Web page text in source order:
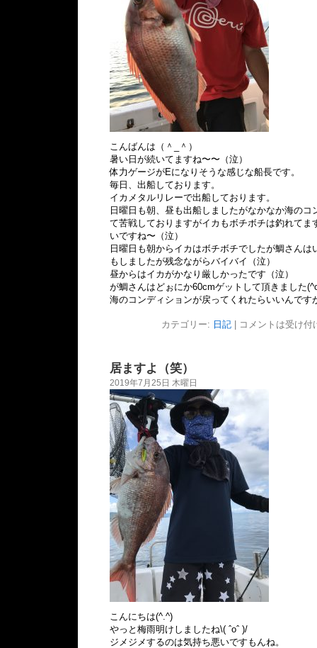
こんばんは（＾_＾）
暑い日が続いてますね〜〜（泣）
体力ゲージがEになりそうな感じな船長です。
毎日、出船しております。
イカメタルリレーで出船しております。
日曜日も朝、昼も出船しましたがなかなか海のコ
て苦戦しておりますがイカもボチボチは釣れてま
いですね〜（泣）
日曜日も朝からイカはボチボチでしたが鯛さんは
もしましたが残念ながらバイバイ（泣）
昼からはイカがかなり厳しかったです（泣）
が鯛さんはどぉにか60cmゲットして頂きました
海のコンディションが戻ってくれたらいいんです
カテゴリー: 日記| コメントは受け付
居ますよ（笑）
2019年7月25日 木曜日
こんにちは(^.^)
やっと梅雨明けしましたね\( ˆoˆ )/
ジメジメするのは気持ち悪いですもんね。